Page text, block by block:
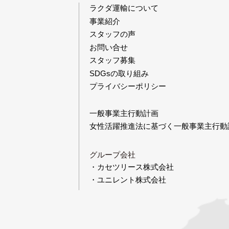
ラクダ運輸について
事業紹介
スタッフの声
お問い合せ
スタッフ募集
SDGsの取り組み
プライバシーポリシー
一般事業主行動計画
女性活躍推進法に基づく一般事業主行
グループ会社
・カセツリース株式会社
・ユニレント株式会社